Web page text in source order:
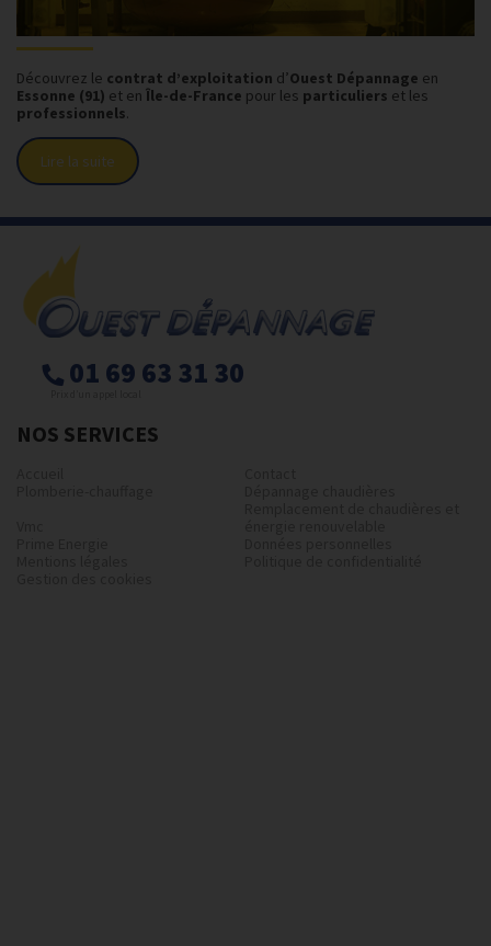
Découvrez le contrat d’exploitation d’Ouest Dépannage en
Essonne (91) et en Île-de-France pour les particuliers et les
professionnels.
Lire la suite
01 69 63 31 30
NOS SERVICES